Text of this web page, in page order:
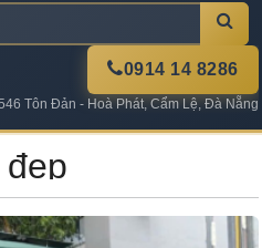
0914 14 8286
Tôn Đản - Hoà Phát, Cẩm Lệ, Đà Nẵng